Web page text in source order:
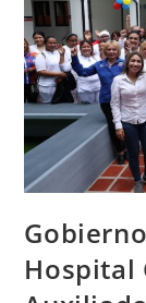
Hospital